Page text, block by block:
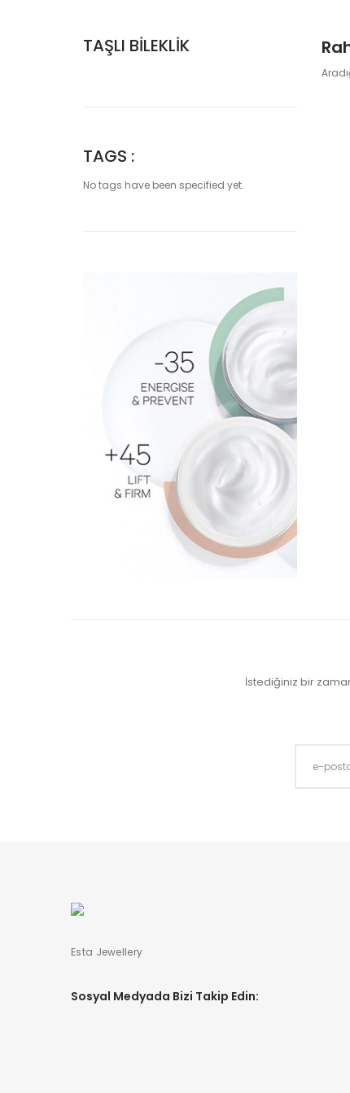
TAŞLI BİLEKLİK
TAGS :
No tags have been specified yet.
İstediğiniz bir
Esta Jewellery
Sosyal Medyada Bizi Takip Edin: